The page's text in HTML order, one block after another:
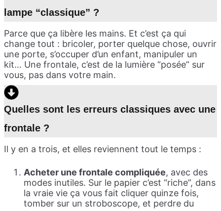
lampe “classique” ?
Parce que ça libère les mains. Et c’est ça qui
change tout : bricoler, porter quelque chose, ouvrir
une porte, s’occuper d’un enfant, manipuler un
kit… Une frontale, c’est de la lumière “posée” sur
vous, pas dans votre main.
Quelles sont les erreurs classiques avec une
frontale ?
Il y en a trois, et elles reviennent tout le temps :
Acheter une frontale compliquée, avec des
modes inutiles. Sur le papier c’est “riche”, dans
la vraie vie ça vous fait cliquer quinze fois,
tomber sur un stroboscope, et perdre du